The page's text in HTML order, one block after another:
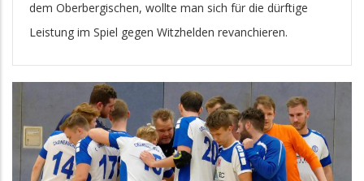
dem Oberbergischen, wollte man sich für die dürftige
Leistung im Spiel gegen Witzhelden revanchieren.